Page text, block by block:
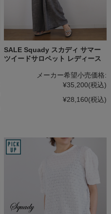
SALE Squady スカディ サマー
ツイードサロペット レディース
メーカー希望小売価格:
¥35,200(税込)
¥28,160(税込)